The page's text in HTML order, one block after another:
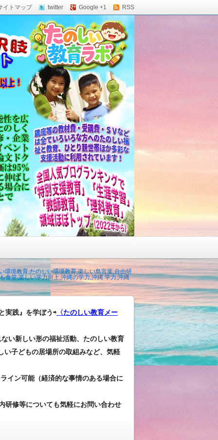
イトマップ twitter Google +1 RSS
環境教育,たのしい環境教育,楽しい島言葉,自由研
食堂,楽しい学力向上,沖縄の学力,沖縄 学力,沖縄
実践』を学ぼう⇨〈たのしい教育メー
い新しい形の福祉活動、たのしい教育
い子どもの居場所の取組みなど、気軽
イン可能（経済的な事情のある場合に
研修等についても気軽にお問い合わせ